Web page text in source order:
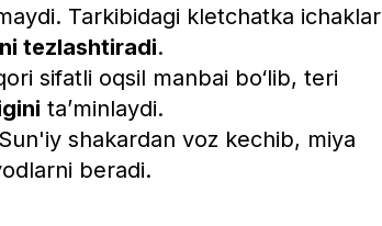
Tarkibidagi kletchatka ichaklar
tezlashtiradi.
sifatli oqsil manbai bo‘lib, teri
ta’minlaydi.
Sun'iy shakardan voz kechib, miya
beradi.